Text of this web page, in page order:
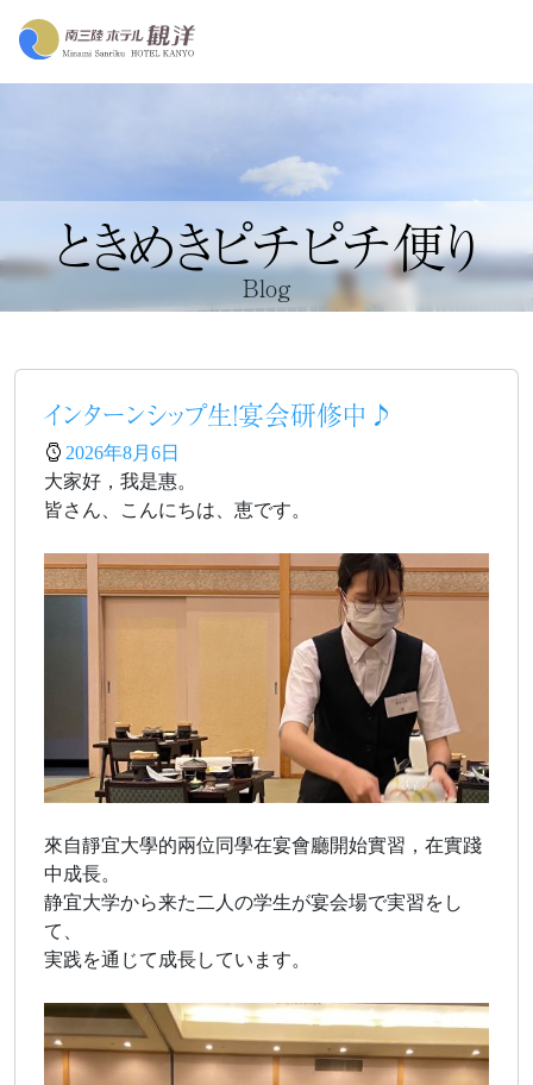
ときめきピチピチ便り
Blog
インターンシップ生！宴会研修中♪
2026年8月6日
大家好，我是惠。
皆さん、こんにちは、恵です。
來自靜宜大學的兩位同學在宴會廳開始實習，在實踐
中成長。
静宜大学から来た二人の学生が宴会場で実習をし
て、
実践を通じて成長しています。